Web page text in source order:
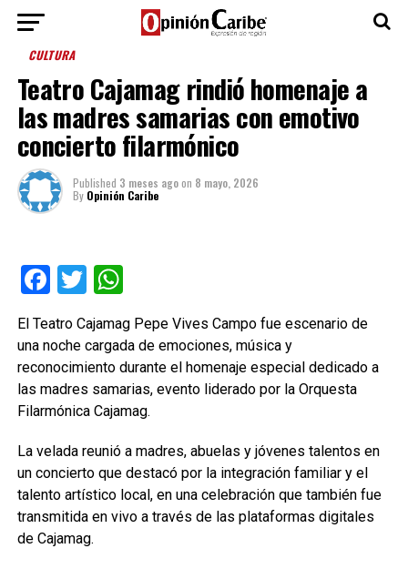
CULTURA
Teatro Cajamag rindió homenaje a
las madres samarias con emotivo
concierto filarmónico
Published 3 meses agoon 8 mayo, 2026
By Opinión Caribe
Facebook
TwitterWhatsApp
El Teatro Cajamag Pepe Vives Campo fue escenario de
una noche cargada de emociones, música y
reconocimiento durante el homenaje especial dedicado a
las madres samarias, evento liderado por la Orquesta
Filarmónica Cajamag.
La velada reunió a madres, abuelas y jóvenes talentos en
un concierto que destacó por la integración familiar y el
talento artístico local, en una celebración que también fue
transmitida en vivo a través de las plataformas digitales
de Cajamag.